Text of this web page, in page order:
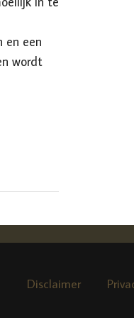
en een
wordt
Disclaimer